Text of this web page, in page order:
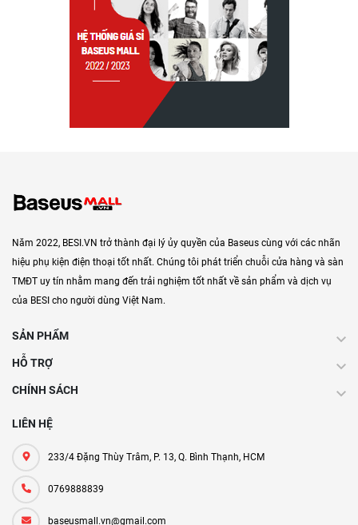
Năm 2022, BESI.VN trở thành đại lý ủy quyền của Baseus cùng với các nhãn
hiệu phụ kiện điện thoại tốt nhất. Chúng tôi phát triển chuỗi cửa hàng và sàn
TMĐT uy tín nhằm mang đến trải nghiệm tốt nhất về sản phẩm và dịch vụ
của BESI cho người dùng Việt Nam.
SẢN PHẨM
HỖ TRỢ
CHÍNH SÁCH
LIÊN HỆ
233/4 Đặng Thùy Trâm, P. 13, Q. Bình Thạnh, HCM
0769888839
baseusmall.vn@gmail.com